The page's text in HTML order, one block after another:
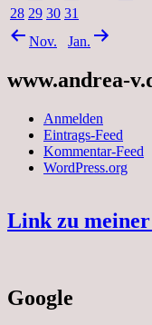
28 29 30 31
Nov.
Jan.
www.andrea-
Anmelden
Eintrags-Feed
Kommentar-Feed
WordPress.org
Link zu meiner
Google